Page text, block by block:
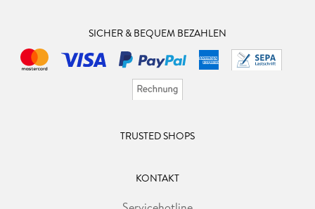
SICHER & BEQUEM BEZAHLEN
TRUSTED SHOPS
KONTAKT